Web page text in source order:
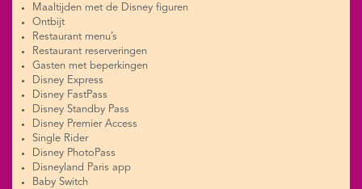
Maaltijden met de Disney figuren
Ontbijt
Restaurant menu’s
Restaurant reserveringen
Gasten met beperkingen
Disney Express
Disney FastPass
Disney Standby Pass
Disney Premier Access
Single Rider
Disney PhotoPass
Disneyland Paris app
Baby Switch